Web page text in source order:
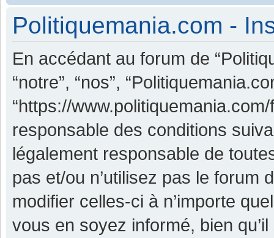
Politiquemania.com -
En accédant au forum de
“notre”, “nos”,
“https://
responsable des conditions
légalement responsable de
pas et/ou n’utilisez pas le forum
modifier celles-ci à n’importe
vous en soyez informé, bien